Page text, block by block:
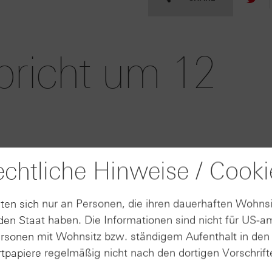
um 12
|
im
und
AUGUST
06
06.08.2026 |
16:45
Deutsche
Telekom erhöht
Hinweise /
sich nur an Personen, die ihren dauerhaften
Staat haben. Die Informationen sind nicht für US-
mit Wohnsitz bzw. ständigem Aufenthalt in
regelmäßig nicht nach den dortigen